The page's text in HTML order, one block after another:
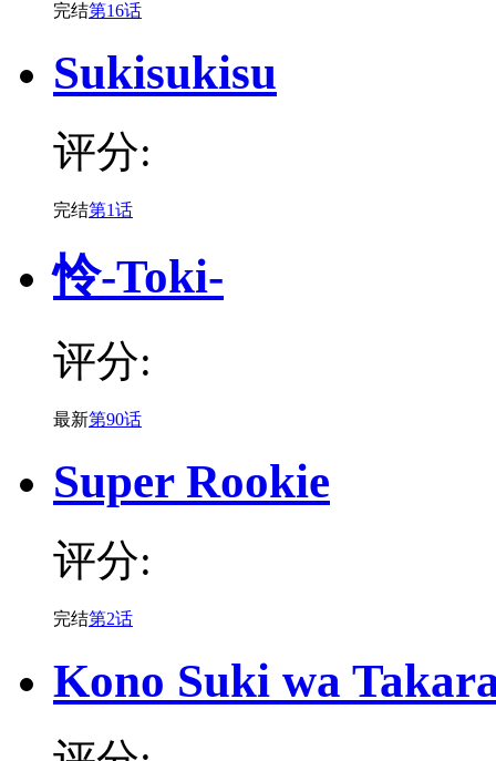
完结第16话
Sukisukisu
评分:
完结第1话
怜-Toki-
评分:
最新第90话
Super Rookie
评分:
完结第2话
Kono Suki wa